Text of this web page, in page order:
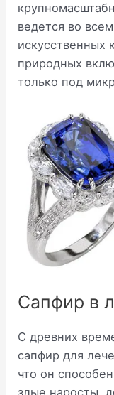
ведется во
искусственных
природных
только под
Сапфир в
С древних
сапфир для
что он
злые наросты,